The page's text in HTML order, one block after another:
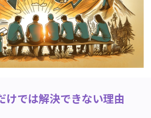
けでは解決できない理由